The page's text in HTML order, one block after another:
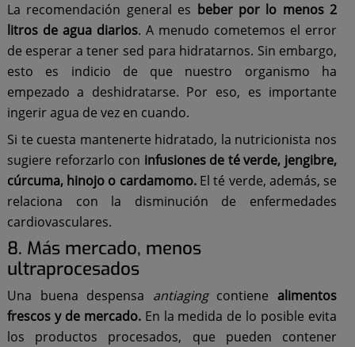
La recomendación general es beber por lo menos 2
litros de agua diarios. A menudo cometemos el error
de esperar a tener sed para hidratarnos. Sin embargo,
esto es indicio de que nuestro organismo ha
empezado a deshidratarse. Por eso, es importante
ingerir agua de vez en cuando.
Si te cuesta mantenerte hidratado, la nutricionista nos
sugiere reforzarlo con infusiones de té verde, jengibre,
cúrcuma, hinojo o cardamomo.El té verde, además, se
relaciona con la disminución de enfermedades
cardiovasculares.
8. Más mercado, menos
ultraprocesados
Una buena despensa antiagingcontienealimentos
frescos y de mercado.En la medida de lo posible evita
los productos procesados, que pueden contener